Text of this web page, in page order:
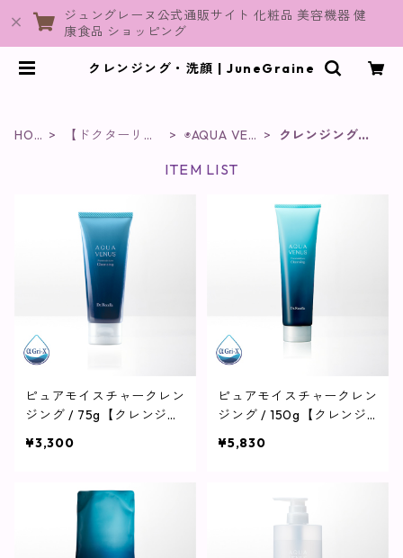
ジュングレーヌ公式通販サイト 化粧品 美容機器 健
康食品 ショッピング
クレンジング・洗顔 | JuneGraine
HOM
【ドクターリセ
◉AQUA VEN
クレンジング・
ITEM LIST
ピュアモイスチャークレン
ジング / 75g【クレンジン
¥3,300
ピュアモイスチャークレン
ジング / 150g【クレンジ
¥5,830